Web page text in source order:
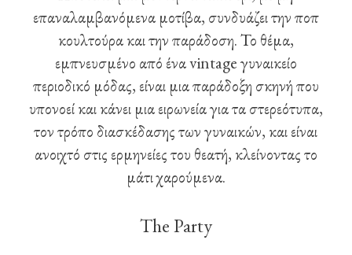
επαναλαμβανόμενα μοτίβα, συνδυάζει την ποπ
κουλτούρα και την παράδοση. Το θέμα,
εμπνευσμένο από ένα vintage γυναικείο
περιοδικό μόδας, είναι μια παράδοξη σκηνή που
υπονοεί και κάνει μια ειρωνεία για τα στερεότυπα,
τον τρόπο διασκέδασης των γυναικών, και είναι
ανοιχτό στις ερμηνείες του θεατή, κλείνοντας το
μάτι χαρούμενα.
The Party